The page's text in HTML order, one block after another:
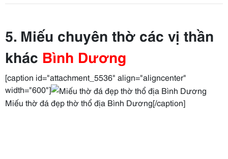
5. Miếu chuyên thờ các vị thần
khác Bình Dương
[caption id="attachment_5536" align="aligncenter"
width="600"]
Miếu thờ đá đẹp thờ thổ địa Bình Dương[/caption]